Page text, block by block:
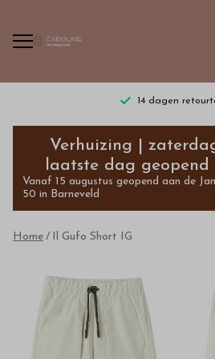
14 dagen
Il
Gufo
Short
IG
Bestel
kinderkleding
Verhuizing |
laatste dag geopend
Vanaf 15 augustus geopend aan de
50 in Barneveld
Home Il Gufo Short IG